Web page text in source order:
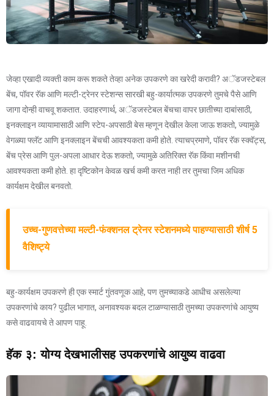
जेव्हा एखादी व्यक्ती काम करू शकते तेव्हा अनेक उपकरणे का खरेदी करावी? अॅडजस्टेबल
बेंच, पॉवर रॅक आणि मल्टी-ट्रेनर स्टेशन्स सारखी बहु-कार्यात्मक उपकरणे तुमचे पैसे आणि
जागा दोन्ही वाचवू शकतात. उदाहरणार्थ, अॅडजस्टेबल बेंचचा वापर छातीच्या दाबांसाठी,
इनक्लाइन व्यायामासाठी आणि स्टेप-अपसाठी बेस म्हणून देखील केला जाऊ शकतो, ज्यामुळे
वेगळ्या फ्लॅट आणि इनक्लाइन बेंचची आवश्यकता कमी होते. त्याचप्रमाणे, पॉवर रॅक स्क्वॅट्स,
बेंच प्रेस आणि पुल-अपला आधार देऊ शकतो, ज्यामुळे अतिरिक्त रॅक किंवा मशीनची
आवश्यकता कमी होते. हा दृष्टिकोन केवळ खर्च कमी करत नाही तर तुमचा जिम अधिक
कार्यक्षम देखील बनवतो.
उच्च-गुणवत्तेच्या मल्टी-फंक्शनल ट्रेनर स्टेशनमध्ये पाहण्यासाठी शीर्ष 5
वैशिष्ट्ये
बहु-कार्यक्षम उपकरणे ही एक स्मार्ट गुंतवणूक आहे, पण तुमच्याकडे आधीच असलेल्या
उपकरणांचे काय? पुढील भागात, अनावश्यक बदल टाळण्यासाठी तुमच्या उपकरणांचे आयुष्य
कसे वाढवायचे ते आपण पाहू.
हॅक ३: योग्य देखभालीसह उपकरणांचे आयुष्य वाढवा